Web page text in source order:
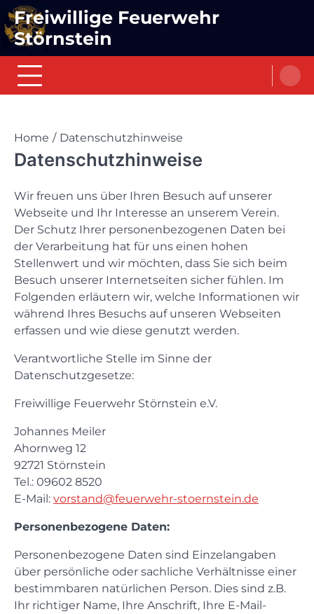
Skip
to
content
Freiwillige Feuerwehr
Störnstein
Home Datenschutzhinweise
Datenschutzhinweise
Wir freuen uns über Ihren Besuch auf unserer
Webseite und Ihr Interesse an unserem Verein.
Der Schutz Ihrer personenbezogenen Daten bei
der Verarbeitung hat für uns einen hohen
Stellenwert und wir möchten, dass Sie sich beim
Besuch unserer Internetseiten sicher fühlen. Im
Folgenden erläutern wir, welche Informationen wir
während Ihres Besuchs auf unseren Webseiten
erfassen und wie diese genutzt werden.
Verantwortliche Stelle im Sinne der
Datenschutzgesetze:
Freiwillige Feuerwehr Störnstein e.V.
Johannes Meiler
Ahornweg 12
92721 Störnstein
Tel.: 09602 8520
E-Mail: vorstand@feuerwehr-stoernstein.de
Personenbezogene Daten:
Personenbezogene Daten sind Einzelangaben
über persönliche oder sachliche Verhältnisse einer
bestimmbaren natürlichen Person. Dies sind z.B.
Ihr richtiger Name, Ihre Anschrift, Ihre E-Mail-